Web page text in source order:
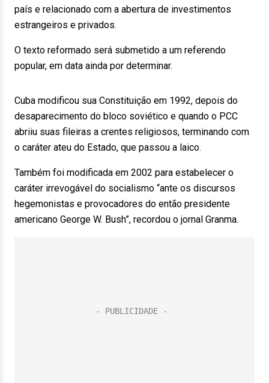
país e relacionado com a abertura de investimentos
estrangeiros e privados.
O texto reformado será submetido a um referendo
popular, em data ainda por determinar.
Cuba modificou sua Constituição em 1992, depois do
desaparecimento do bloco soviético e quando o PCC
abriiu suas fileiras a crentes religiosos, terminando com
o caráter ateu do Estado, que passou a laico.
Também foi modificada em 2002 para estabelecer o
caráter irrevogável do socialismo “ante os discursos
hegemonistas e provocadores do então presidente
americano George W. Bush”, recordou o jornal Granma.